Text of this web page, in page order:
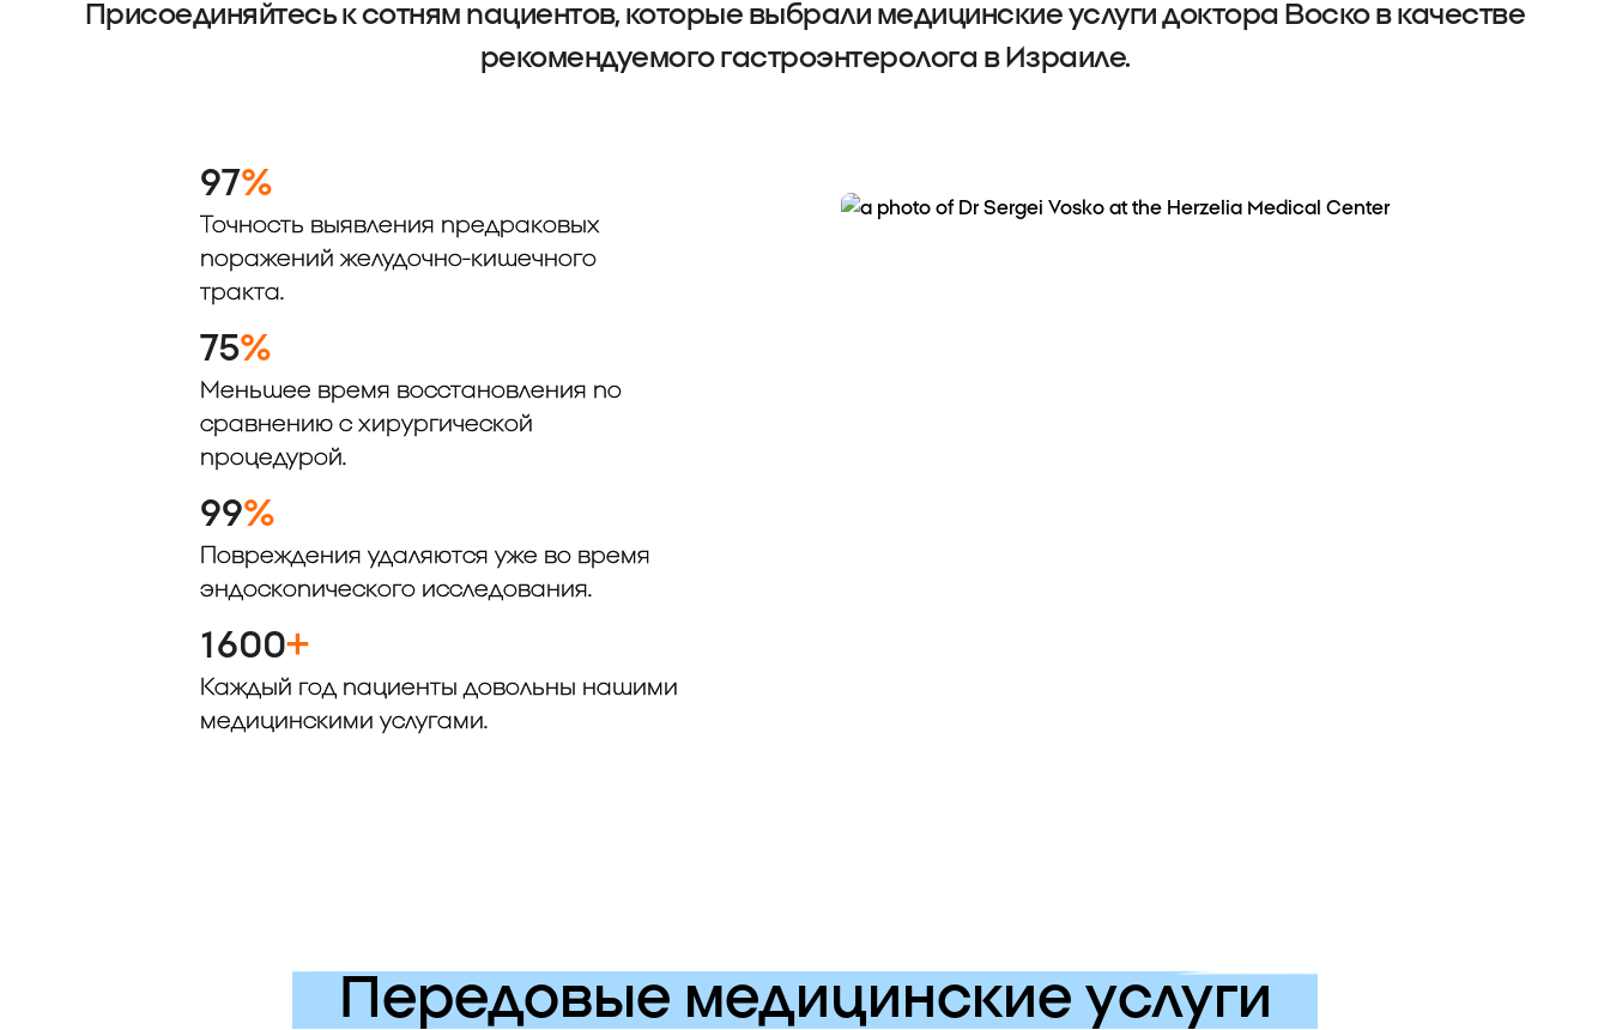
Присоединяйтесь к сотням пациентов, которые выбрали медицинские услуги доктора Воско в качестве
рекомендуемого гастроэнтеролога в Израиле.
%
97
Точность выявления предраковых
поражений желудочно-кишечного
тракта.
%
75
Меньшее время восстановления по
сравнению с хирургической
процедурой.
%
99
Повреждения удаляются уже во время
эндоскопического исследования.
+
1600
Каждый год пациенты довольны нашими
медицинскими услугами.
Передовые медицинские услуги